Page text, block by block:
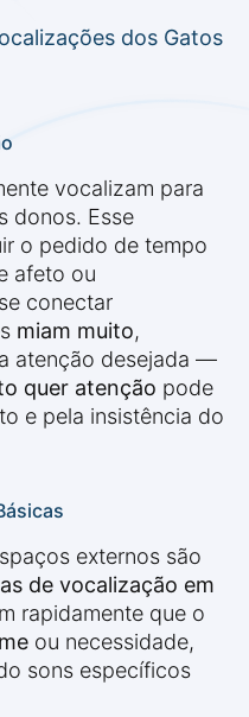
dos Gatos
vocalizam para
donos. Esse
o pedido de tempo
afeto ou
conectar
miam muito,
atenção desejada —
quer atenção pode
e pela insistência do
externos são
de vocalização em
rapidamente que o
ou necessidade,
sons específicos